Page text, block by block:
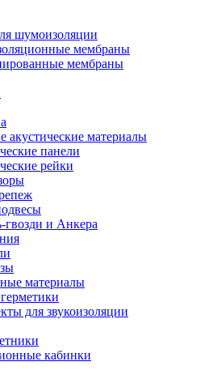
шумоизоляции
мембраны
мембраны
акустические материалы
панели
рейки
гвозди и Анкера
материалы
для звукоизоляции
кабинки